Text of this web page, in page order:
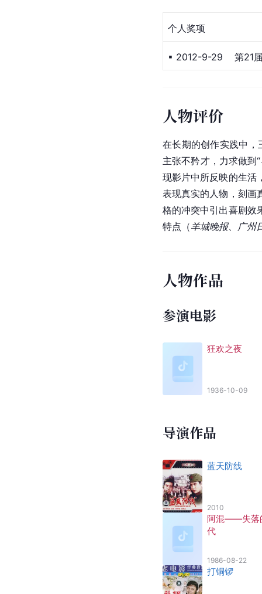
个人奖项
▪ 2012-9-29    第
人物评价
在长期的创作实践中
主张不矜才，力求做到
现影片中所反映的生活
表现真实的人物，刻画
格的冲突中引出喜剧效
特点（羊城晚报、广州
人物作品
参演电影
狂欢之夜
1936-10-09
导演作品
蓝天防线
2010
阿混——失落
代
1986-08-22
打铜锣